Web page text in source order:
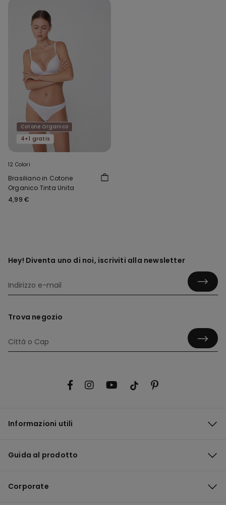
Cotone Organico
4+1 gratis
12 Colori
Brasiliano in Cotone
Organico Tinta Unita
4,99 €
Hey! Diventa uno di noi, iscriviti alla newsletter
Trova negozio
Informazioni utili
Guida al prodotto
Corporate